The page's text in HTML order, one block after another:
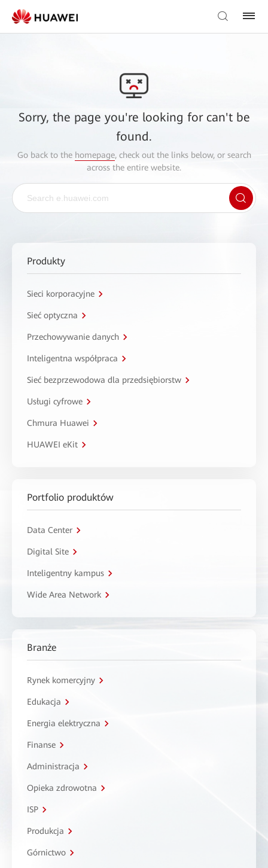
Sorry, the page you're looking for can't be
found.
Go back to the homepage, check out the links below, or search
across the entire website.
Produkty
Sieci korporacyjne
Sieć optyczna
Przechowywanie danych
Inteligentna współpraca
Sieć bezprzewodowa dla przedsiębiorstw
Usługi cyfrowe
Chmura Huawei
HUAWEI eKit
Portfolio produktów
Data Center
Digital Site
Inteligentny kampus
Wide Area Network
Branże
Rynek komercyjny
Edukacja
Energia elektryczna
Finanse
Administracja
Opieka zdrowotna
ISP
Produkcja
Górnictwo